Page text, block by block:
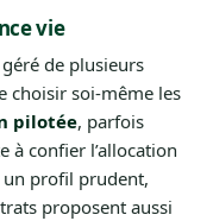
vie
de plusieurs
choisir soi-même les
pilotée, parfois
à confier l’allocation
un profil prudent,
proposent aussi